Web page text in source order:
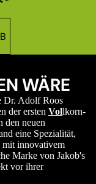
WÄRE
Dr. Adolf Roos
der ersten Vollkorn-
den neuen
eine Spezialität,
mit innovativem
Marke von Jakob's
vor ihrer